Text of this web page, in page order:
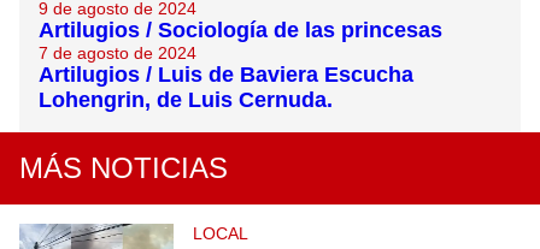
9 de agosto de 2024
Artilugios / Sociología de las princesas
7 de agosto de 2024
Artilugios / Luis de Baviera Escucha
Lohengrin, de Luis Cernuda.
MÁS NOTICIAS
LOCAL